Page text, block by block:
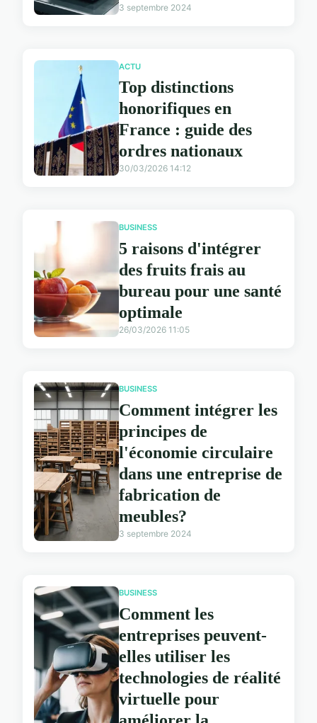
3 septembre 2024
ACTU
Top distinctions
honorifiques en
France : guide des
ordres nationaux
30/03/2026 14:12
BUSINESS
5 raisons d'intégrer
des fruits frais au
bureau pour une santé
optimale
26/03/2026 11:05
BUSINESS
Comment intégrer les
principes de
l'économie circulaire
dans une entreprise de
fabrication de
meubles?
3 septembre 2024
BUSINESS
Comment les
entreprises peuvent-
elles utiliser les
technologies de réalité
virtuelle pour